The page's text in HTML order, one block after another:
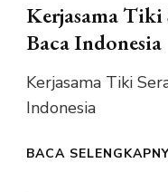
Kerjasama Tiki
Baca Indonesia
Kerjasama Tiki
Indonesia
BACA